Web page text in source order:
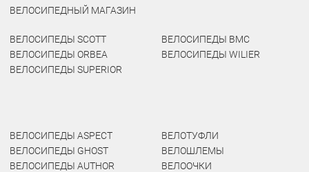
ВЕЛОСИПЕДНЫЙ МАГАЗИН
ВЕЛОСИПЕДЫ SCOTT
ВЕЛОСИПЕДЫ ORBEA
ВЕЛОСИПЕДЫ SUPERIOR
ВЕЛОСИПЕДЫ BMC
ВЕЛОСИПЕДЫ WILIER
ВЕЛОСИПЕДЫ ASPECT
ВЕЛОСИПЕДЫ GHOST
ВЕЛОСИПЕДЫ AUTHOR
ВЕЛОТУФЛИ
ВЕЛОШЛЕМЫ
ВЕЛООЧКИ